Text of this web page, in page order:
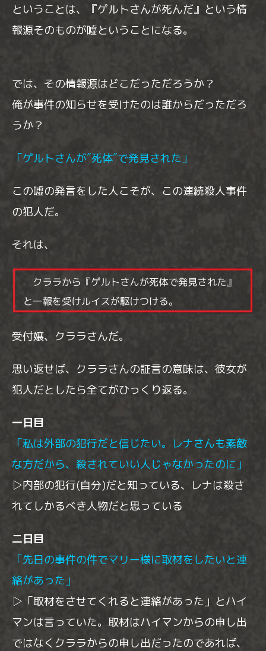
ということは、『ゲルトさんが死んだ』という情
報源そのものが嘘ということになる。
では、その情報源はどこだっただろうか？
俺が事件の知らせを受けたのは誰からだっただろ
うか？
「ゲルトさんが″死体″で発見された」
この嘘の発言をした人こそが、この連続殺人事件
の犯人だ。
それは、
受付嬢、クララさんだ。
思い返せば、クララさんの証言の意味は、彼女が
犯人だとしたら全てがひっくり返る。
一日目
「私は外部の犯行だと信じたい。レナさんも素敵
な方だから、殺されていい人じゃなかったのに」
▷内部の犯行(自分)だと知っている、レナは殺さ
れてしかるべき人物だと思っている
二日目
「先日の事件の件でマリー様に取材をしたいと連
絡があった」
▷「取材をさせてくれると連絡があった」とハイ
マンは言っていた。取材はハイマンからの申し出
ではなくクララからの申し出だったのであれば、